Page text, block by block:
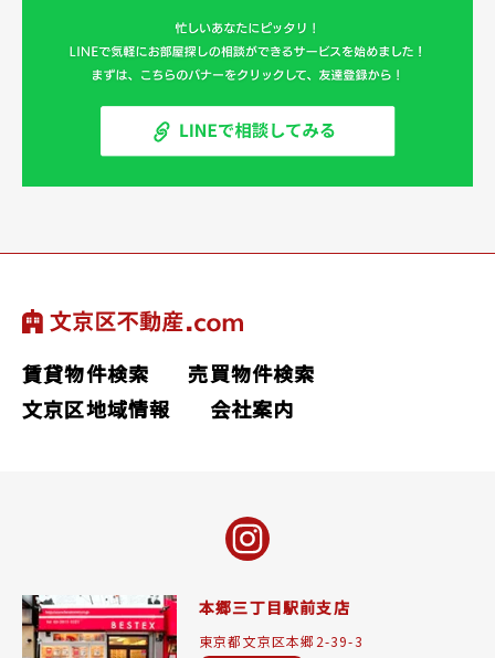
賃貸物件検索
売買物件検索
文京区地域情報
会社案内
本郷三丁目駅前支店
東京都文京区本郷2-39-3